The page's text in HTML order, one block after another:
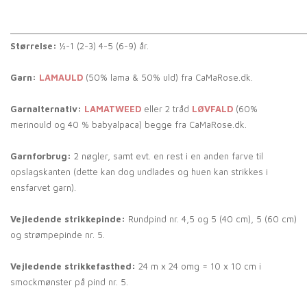
Størrelse: ½-1 (2-3) 4-5 (6-9) år.
Garn: LAMAULD (50% lama & 50% uld) fra CaMaRose.dk.
Garnalternativ: LAMATWEED eller 2 tråd LØVFALD (60%
merinould og 40 % babyalpaca) begge fra CaMaRose.dk.
Garnforbrug: 2 nøgler, samt evt. en rest i en anden farve til
opslagskanten (dette kan dog undlades og huen kan strikkes i
ensfarvet garn).
Vejledende strikkepinde: Rundpind nr. 4,5 og 5 (40 cm), 5 (60 cm)
og strømpepinde nr. 5.
Vejledende strikkefasthed: 24 m x 24 omg = 10 x 10 cm i
smockmønster på pind nr. 5.